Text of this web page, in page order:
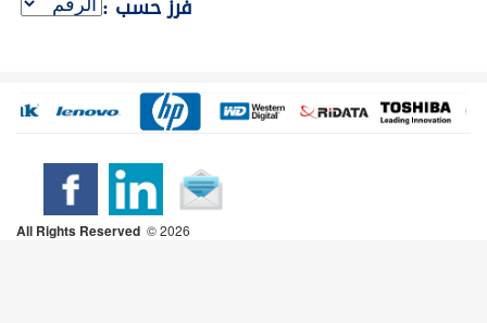
فرز حسب :
All Rights Reserved